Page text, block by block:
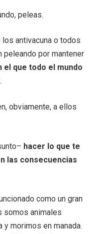
peleas.
antivacuna o todos
por mantener
el que todo el mundo
.
obviamente, a ellos
hacer lo que te
las consecuencias
como un gran
somos animales
y morimos en manada.